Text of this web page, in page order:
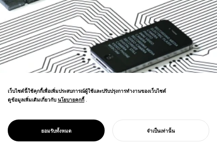
GGG/
การรวมระบบ
การผสมผสานในฐานะหลักการสร้างสรรค์—
แสดงออกผ่านวัตถุที่ผสานเข้ากับ iPhone
เว็บไซต์นี้ใช้คุกกี้เพื่อเพิ่มประสบการณ์ผู้ใช้และปรับปรุงการทำงานของเว็บไซต์
ดูข้อมูลเพิ่มเติมเกี่ยวกับ นโยบายคุกกี้
นโยบายคุกกี้ .
ยอมรับทั้งหมด จำเป็นเท่านั้น